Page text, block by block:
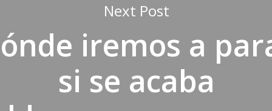
Next Post
iremos a
si se acaba